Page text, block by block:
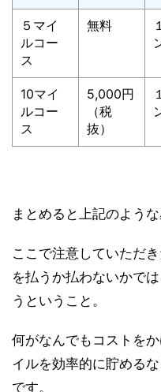
５マイ
ルコー
ス
無料
10マイ
ルコー
ス
5,000円
（税
抜）
まとめると上記のような
ここで注意していただき
を払うか払わないかで
う ということ。
何がなんでもコストを
イルを効率的に貯める
です。